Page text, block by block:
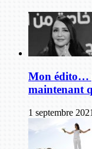
Mon édito…
maintenant
1 septembre 2021